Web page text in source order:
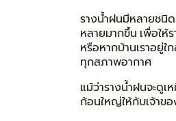
รางน้ำฝนมีหลายชนิ
หลายมากขึ้น เพื่อให้
หรือหากบ้านเราอยู่ใ
ทุกสภาพอากาศ
แม้ว่ารางน้ำฝนจะดูเ
ก้อนใหญ่ให้กับเจ้าข